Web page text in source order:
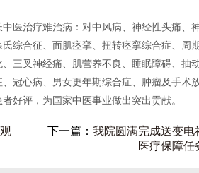
治疗难治病：对中风病、神经性头痛、神
综合征、面肌痉挛、扭转痉挛综合症、周
三叉神经痛、肌营养不良、睡眠障碍、抽
冠心病、男女更年期综合症、肿瘤及手术
好评，为国家中医事业做出突出贡献。
下一篇： 我院圆满完成送变电
医疗保障任